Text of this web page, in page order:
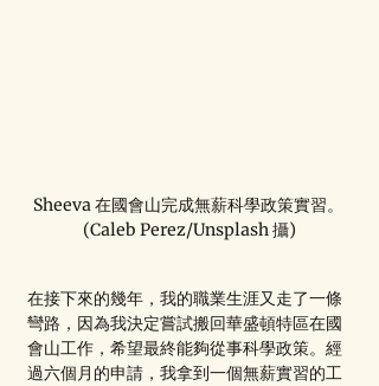
Sheeva 在國會山完成無薪科學政策實習。
(Caleb Perez/Unsplash 攝)
在接下來的幾年，我的職業生涯又走了一條
彎路，因為我決定嘗試搬回華盛頓特區在國
會山工作，希望最終能夠從事科學政策。經
過六個月的申請，我拿到一個無薪實習的工